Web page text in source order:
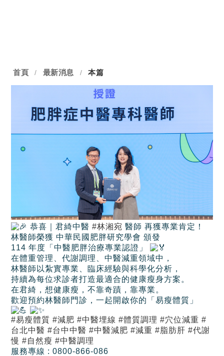
首頁 / 最新消息 / 本篇
恭喜｜君綺中醫#林湘宛醫師 再獲專業肯定！
林醫師榮獲 中華民國肥胖研究學會 頒發
114 年度「中醫肥胖治療專業認證」
在體重管理、代謝調理、中醫減重領域中，
林醫師以紮實專業、臨床經驗與科學化分析，
持續為每位求診者打造最適合的健康瘦身方案。
在君綺，想健康瘦，不靠奇蹟，靠專業。
歡迎預約林醫師門診，一起開啟你的「易瘦體質」
#易瘦體質#減肥#中醫埋線#體質調理#穴位減重#
台北中醫#台中中醫#中醫減肥#減重#脂肪肝#代謝
慢#自然瘦#中醫調理
服務專線 : 0800-866-086